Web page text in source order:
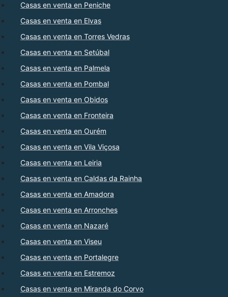
Casas en venta en Peniche
Casas en venta en Elvas
Casas en venta en Torres Vedras
Casas en venta en Setúbal
Casas en venta en Palmela
Casas en venta en Pombal
Casas en venta en Obidos
Casas en venta en Fronteira
Casas en venta en Ourém
Casas en venta en Vila Viçosa
Casas en venta en Leiria
Casas en venta en Caldas da Rainha
Casas en venta en Amadora
Casas en venta en Arronches
Casas en venta en Nazaré
Casas en venta en Viseu
Casas en venta en Portalegre
Casas en venta en Estremoz
Casas en venta en Miranda do Corvo